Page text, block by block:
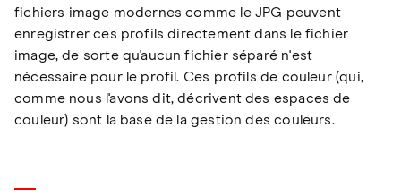
fichiers image modernes comme le JPG peuvent
enregistrer ces profils directement dans le fichier
image, de sorte qu'aucun fichier séparé n'est
nécessaire pour le profil. Ces profils de couleur (qui,
comme nous l'avons dit, décrivent des espaces de
couleur) sont la base de la gestion des couleurs.